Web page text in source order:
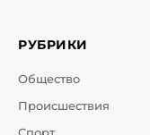
РУБРИКИ
Общество
Происшествия